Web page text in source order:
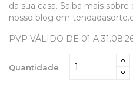
da sua casa. Saiba mais
nosso blog em
PVP VÁLIDO DE 01 A
Quantidade